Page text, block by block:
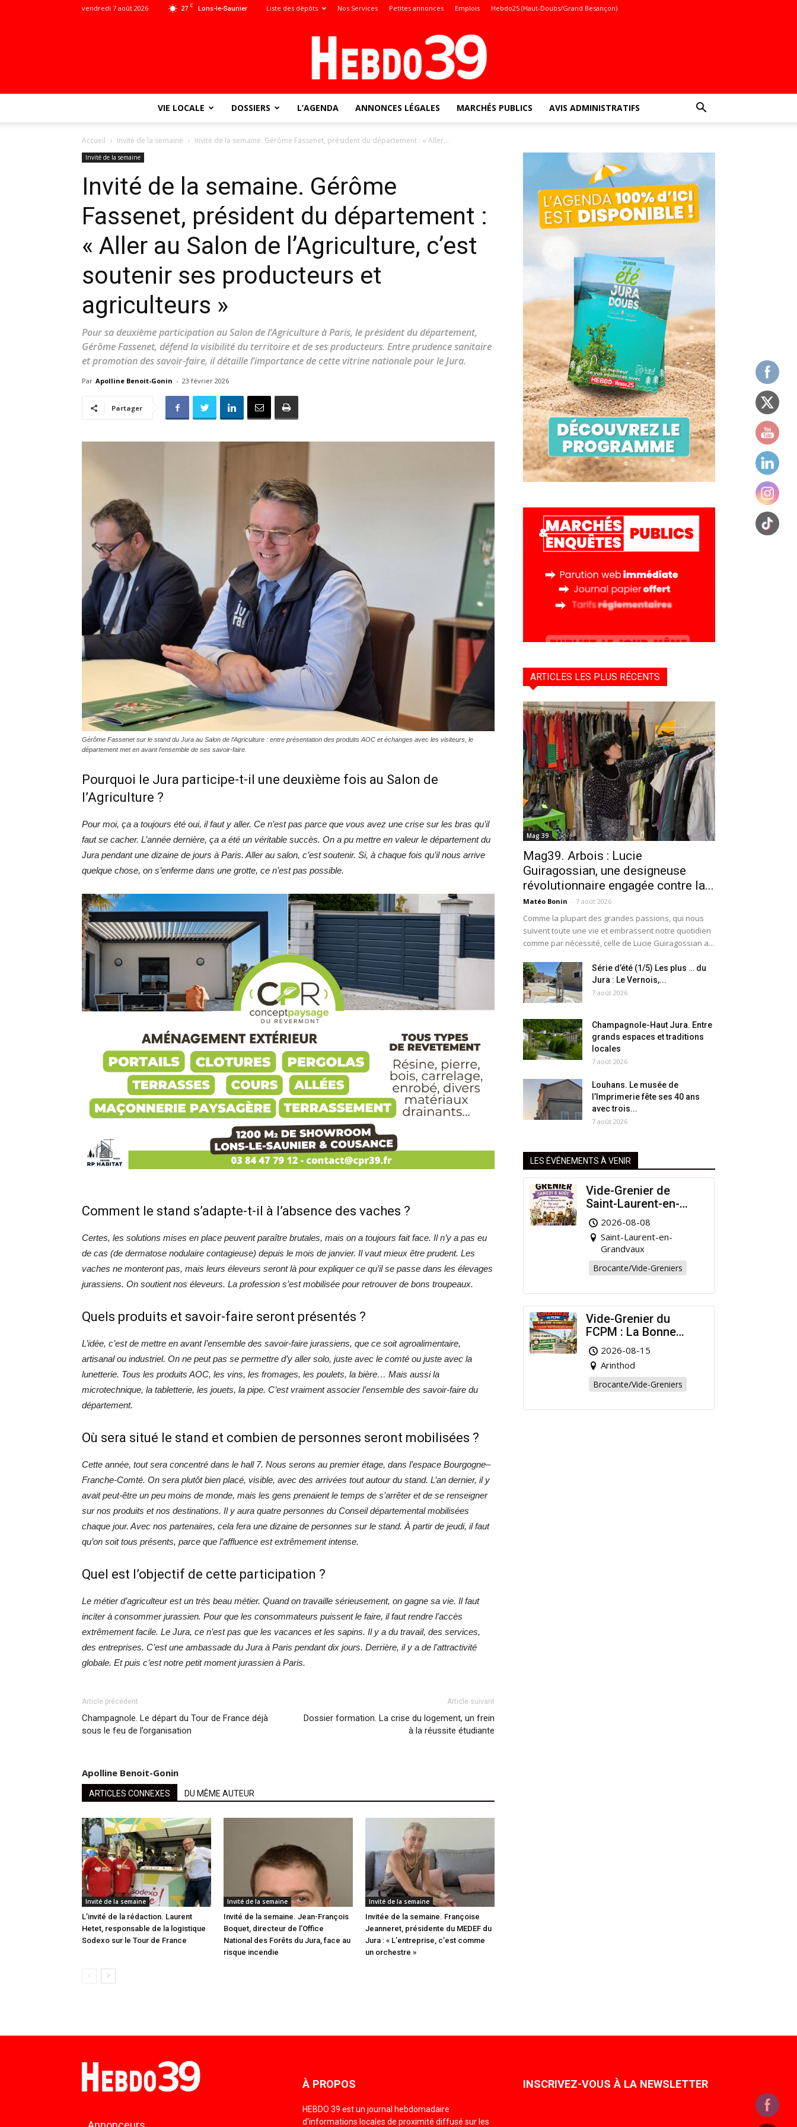
27 C Lons-le-Saunier
vendredi 7 août 2026 Liste des dépôts Nos Services Petites annonces Emplois Hebdo25 (Haut-Doubs/Grand Besançon)
l'info
VIE LOCALE DOSSIERS L’AGENDA ANNONCES LÉGALES MARCHÉS PUBLICS AVIS ADMINISTRATIFS
Accueil Invité de la semaine Invité de la semaine. Gérôme Fassenet, président du département : « Aller...
Invité de la semaine
Invité de la semaine. Gérôme
Fassenet, président du département :
« Aller au Salon de l’Agriculture, c’est
soutenir ses producteurs et
agriculteurs »
Pour sa deuxième participation au Salon de l’Agriculture à Paris, le président du département,
Gérôme Fassenet, défend la visibilité du territoire et de ses producteurs. Entre prudence sanitaire
et promotion des savoir-faire, il détaille l’importance de cette vitrine nationale pour le Jura.
Par Apolline Benoit-Gonin - 23 février 2026
Partager
Gérôme Fassenet sur le stand du Jura au Salon de l’Agriculture : entre présentation des produits AOC et échanges avec les visiteurs, le
département met en avant l’ensemble de ses savoir-faire.
Pourquoi le Jura participe-t-il une deuxième fois au Salon de
l’Agriculture ?
Pour moi, ça a toujours été oui, il faut y aller. Ce n’est pas parce que vous avez une crise sur les bras qu’il
faut se cacher. L’année dernière, ça a été un véritable succès. On a pu mettre en valeur le département du
Jura pendant une dizaine de jours à Paris. Aller au salon, c’est soutenir. Si, à chaque fois qu’il nous arrive
quelque chose, on s’enferme dans une grotte, ce n’est pas possible.
Comment le stand s’adapte-t-il à l’absence des vaches ?
Certes, les solutions mises en place peuvent paraître brutales, mais on a toujours fait face. Il n’y a pas eu
de cas (de dermatose nodulaire contagieuse) depuis le mois de janvier. Il vaut mieux être prudent. Les
vaches ne monteront pas, mais leurs éleveurs seront là pour expliquer ce qu’il se passe dans les élevages
jurassiens. On soutient nos éleveurs. La profession s’est mobilisée pour retrouver de bons troupeaux.
Quels produits et savoir-faire seront présentés ?
L’idée, c’est de mettre en avant l’ensemble des savoir-faire jurassiens, que ce soit agroalimentaire,
artisanal ou industriel. On ne peut pas se permettre d’y aller solo, juste avec le comté ou juste avec la
lunetterie. Tous les produits AOC, les vins, les fromages, les poulets, la bière… Mais aussi la
microtechnique, la tabletterie, les jouets, la pipe. C’est vraiment associer l’ensemble des savoir-faire du
département.
Où sera situé le stand et combien de personnes seront mobilisées ?
Cette année, tout sera concentré dans le hall 7. Nous serons au premier étage, dans l’espace Bourgogne–
Franche-Comté. On sera plutôt bien placé, visible, avec des arrivées tout autour du stand. L’an dernier, il y
avait peut-être un peu moins de monde, mais les gens prenaient le temps de s’arrêter et de se renseigner
sur nos produits et nos destinations. Il y aura quatre personnes du Conseil départemental mobilisées
chaque jour. Avec nos partenaires, cela fera une dizaine de personnes sur le stand. À partir de jeudi, il faut
qu’on soit tous présents, parce que l’affluence est extrêmement intense.
Quel est l’objectif de cette participation ?
Le métier d’agriculteur est un très beau métier. Quand on travaille sérieusement, on gagne sa vie. Il faut
inciter à consommer jurassien. Pour que les consommateurs puissent le faire, il faut rendre l’accès
extrêmement facile. Le Jura, ce n’est pas que les vacances et les sapins. Il y a du travail, des services,
des entreprises. C’est une ambassade du Jura à Paris pendant dix jours. Derrière, il y a de l’attractivité
globale. Et puis c’est notre petit moment jurassien à Paris.
Article précédent
Champagnole. Le départ du Tour de France déjà
sous le feu de l’organisation
Article suivant
Dossier formation. La crise du logement, un frein
à la réussite étudiante
Apolline Benoit-Gonin
ARTICLES CONNEXES DU MÊME AUTEUR
Invité de la semaine
L’invité de la rédaction. Laurent
Hetet, responsable de la logistique
Sodexo sur le Tour de France
Invité de la semaine
Invité de la semaine. Jean-François
Boquet, directeur de l’Office
National des Forêts du Jura, face au
risque incendie
Invité de la semaine
Invitée de la semaine. Françoise
Jeanneret, présidente du MEDEF du
Jura : « L’entreprise, c’est comme
un orchestre »
ARTICLES LES PLUS RÉCENTS
Mag 39
Mag39. Arbois : Lucie
Guiragossian, une designeuse
révolutionnaire engagée contre la...
Matéo Bonin - 7 août 2026
Comme la plupart des grandes passions, qui nous
suivent toute une vie et embrassent notre quotidien
comme par nécessité, celle de Lucie Guiragossian a...
Série d’été (1/5) Les plus … du
Jura : Le Vernois,...
7 août 2026
Champagnole-Haut Jura. Entre
grands espaces et traditions
locales
7 août 2026
Louhans. Le musée de
l’Imprimerie fête ses 40 ans
avec trois...
7 août 2026
LES ÉVÉNEMENTS À VENIR
Vide-Grenier de
Saint-Laurent-en-
Grandvaux : Venez
chiner pour la bonne
cause !
2026-08-08
Saint-Laurent-en-
Grandvaux
Brocante/Vide-Greniers
Vide-Grenier du
FCPM : La Bonne
Affaire de l’Été à
Arinthod !
2026-08-15
Arinthod
Brocante/Vide-Greniers